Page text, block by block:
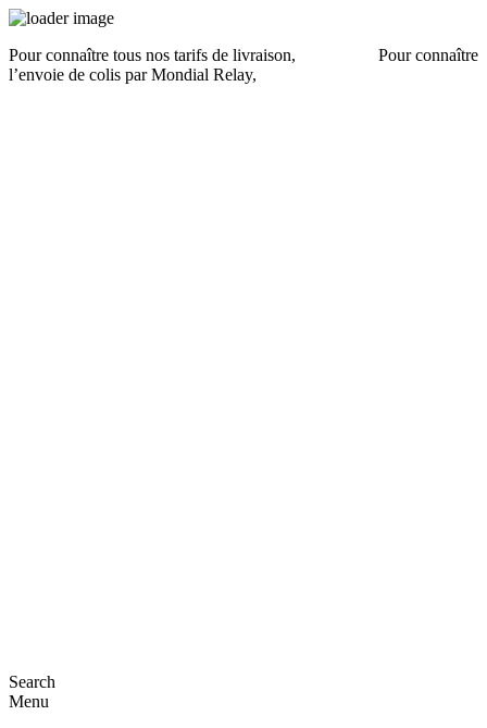
Pour connaître tous nos tarifs de livraison,
Pour connaître
l’envoie de colis par Mondial Relay,
Search
Menu